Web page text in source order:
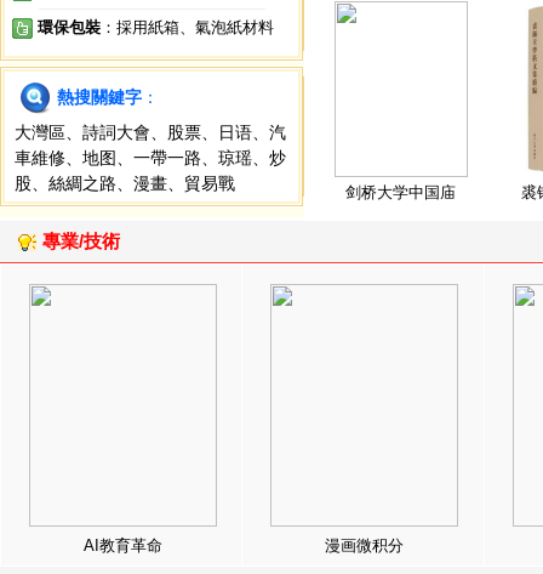
環保包裝 ：採用紙箱、氣泡紙材料
熱搜關鍵字 ：
大灣區
詩詞大會 股票 日语
汽
車維修
地图 一帶一路 琼瑶
炒
股
絲綢之路 漫畫 貿易戰 剑桥大学中国庙 裘
專業/技術
AI教育革命 漫画微积分